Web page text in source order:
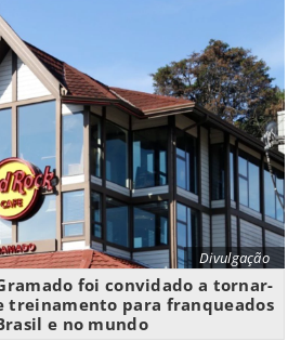
Divulgação
foi convidado a tornar-
treinamento para franqueados
e no mundo